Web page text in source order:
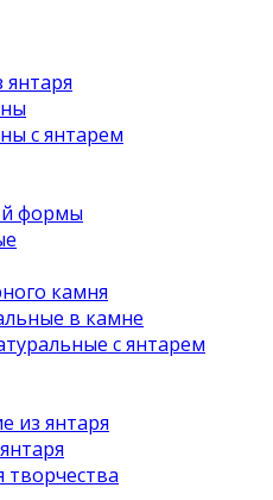
с янтарем
формы
камня
в камне
с янтарем
из янтаря